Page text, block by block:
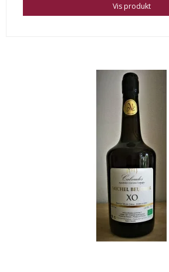
Vis produkt